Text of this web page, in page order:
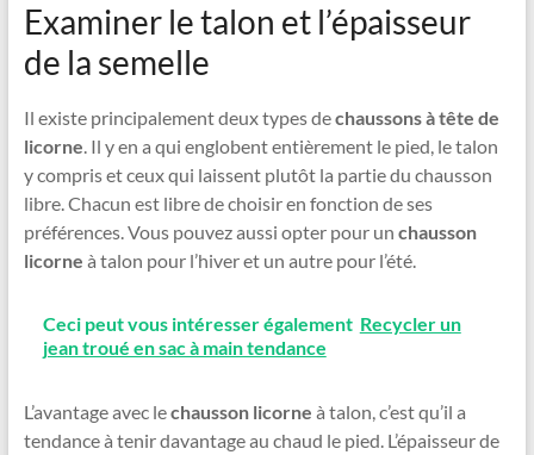
Examiner le talon et l’épaisseur
de la semelle
Il existe principalement deux types dechaussons à tête de
licorne. Il y en a qui englobent entièrement le pied, le talon
y compris et ceux qui laissent plutôt la partie du chausson
libre. Chacun est libre de choisir en fonction de ses
préférences. Vous pouvez aussi opter pour un chausson
licorne à talon pour l’hiver et un autre pour l’été.
Ceci peut vous intéresser également Recycler un
jean troué en sac à main tendance
L’avantage avec lechausson licorne à talon, c’est qu’il a
tendance à tenir davantage au chaud le pied. L’épaisseur de